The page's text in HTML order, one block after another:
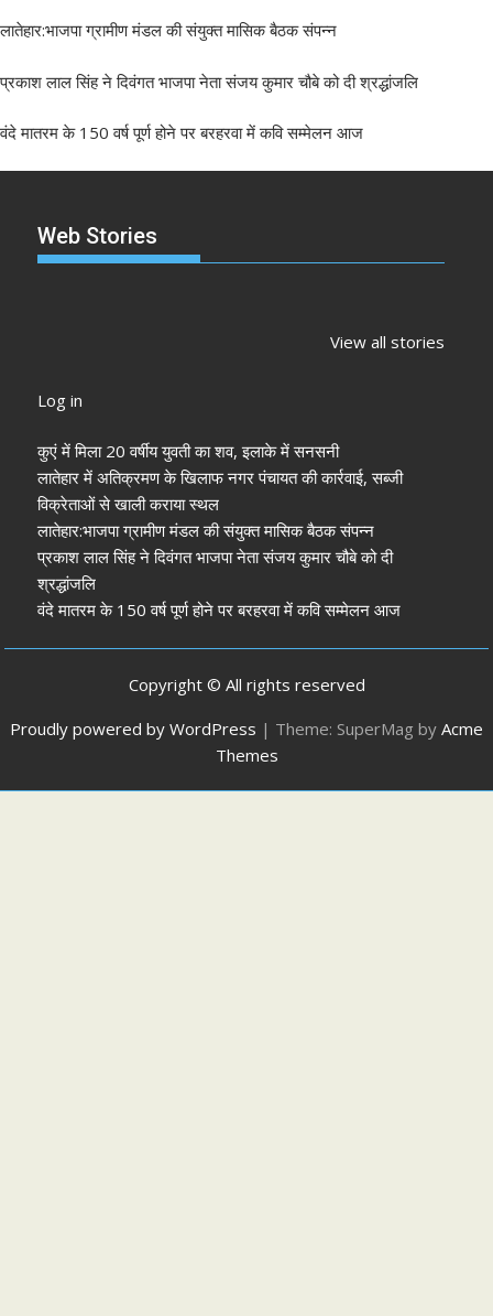
लातेहार:भाजपा ग्रामीण मंडल की संयुक्त मासिक बैठक संपन्न
प्रकाश लाल सिंह ने दिवंगत भाजपा नेता संजय कुमार चौबे को दी श्रद्धांजलि
वंदे मातरम के 150 वर्ष पूर्ण होने पर बरहरवा में कवि सम्मेलन आज
Web Stories
View all stories
तस्वीर साफ
‘संविधान बचाओ रैली’:
पलक तिवारी
Log in
कुएं में मिला 20 वर्षीय युवती का शव, इलाके में सनसनी
लातेहार में अतिक्रमण के खिलाफ नगर पंचायत की कार्रवाई, सब्जी
विक्रेताओं से खाली कराया स्थल
लातेहार:भाजपा ग्रामीण मंडल की संयुक्त मासिक बैठक संपन्न
प्रकाश लाल सिंह ने दिवंगत भाजपा नेता संजय कुमार चौबे को दी
श्रद्धांजलि
वंदे मातरम के 150 वर्ष पूर्ण होने पर बरहरवा में कवि सम्मेलन आज
Copyright © All rights reserved
Proudly powered by WordPress | Theme: SuperMag by Acme
Themes